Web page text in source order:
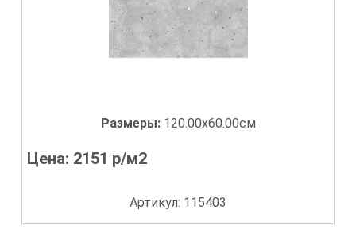
Размеры: 120.00x60.00см
Цена: 2151 р/м2
Артикул: 115403